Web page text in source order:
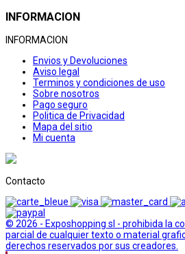
INFORMACION
INFORMACION
Envios y Devoluciones
Aviso legal
Terminos y condiciones de uso
Sobre nosotros
Pago seguro
Politica de Privacidad
Mapa del sitio
Mi cuenta
Contacto
© 2026 - Exposhopping sl - prohibida la
parcial de cualquier texto o material
derechos reservados por sus creadores.